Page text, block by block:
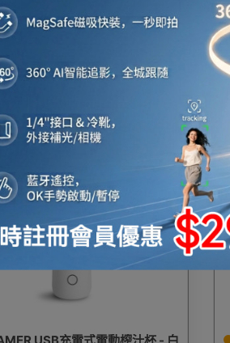
3.2L商用小型製冰機 - 桶裝水款
製冰量 | 不鎸鋼外殼 | 一鍵自
OFF